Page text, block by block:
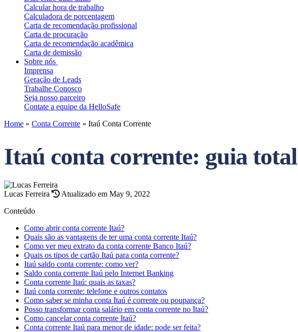
Calcular hora de trabalho
Calculadora de porcentagem
Carta de recomendação profissional
Carta de procuração
Carta de recomendação acadêmica
Carta de demissão
Sobre nós
Imprensa
Geração de Leads
Trabalhe Conosco
Seja nosso parceiro
Contate a equipe da HelloSafe
Home » Conta Corrente » Itaú Conta Corrente
Itaú conta corrente: guia total
Lucas Ferreira
Atualizado em May 9, 2022
Conteúdo
Como abrir conta corrente Itaú?
Quais são as vantagens de ter uma conta corrente Itaú?
Como ver meu extrato da conta corrente Banco Itaú?
Quais os tipos de cartão Itaú para conta corrente?
Itaú saldo conta corrente: como ver?
Saldo conta corrente Itaú pelo Internet Banking
Conta corrente Itaú: quais as taxas?
Itaú conta corrente: telefone e outros contatos
Como saber se minha conta Itaú é corrente ou poupança?
Posso transformar conta salário em conta corrente no Itaú?
Como cancelar conta corrente Itaú?
Conta corrente Itaú para menor de idade: pode ser feita?